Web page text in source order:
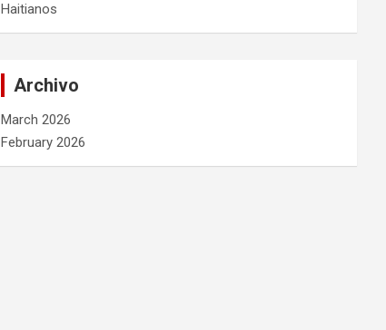
Haitianos
Archivo
March 2026
February 2026